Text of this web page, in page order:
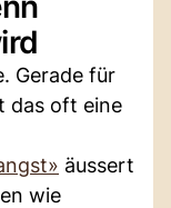
Gerade für
das oft eine
äussert
wie